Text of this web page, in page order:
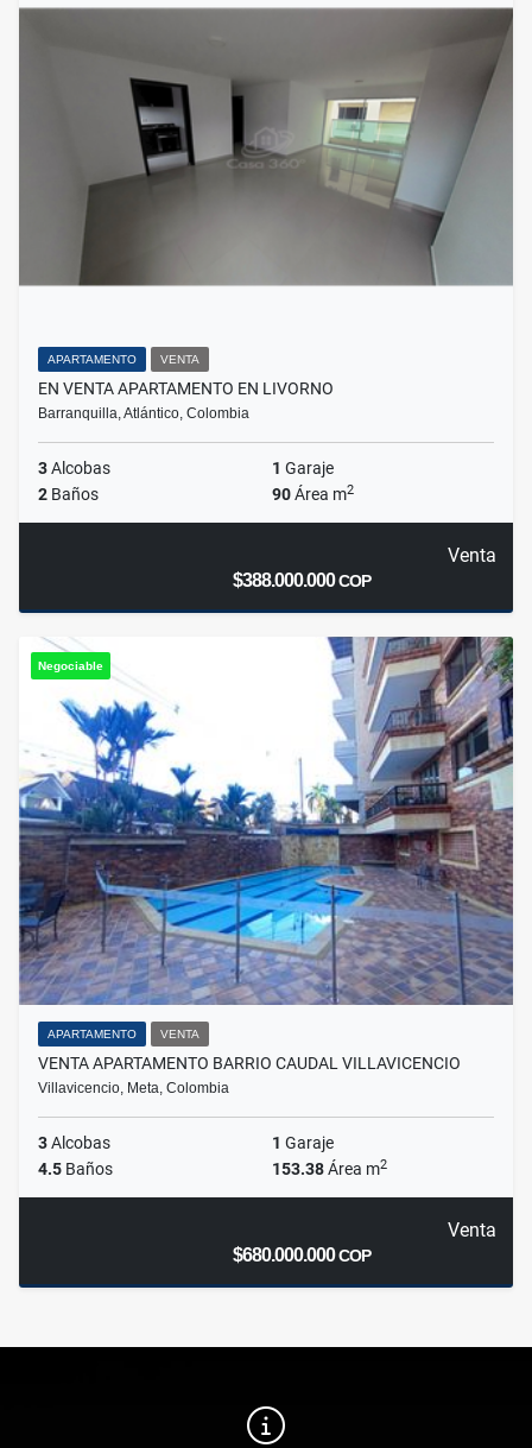
APARTAMENTO VENTA
EN VENTA APARTAMENTO EN LIVORNO
Barranquilla, Atlántico, Colombia
3Alcobas 1 Garaje
2 Baños 90Área m2
Venta
$388.000.000COP
Negociable
APARTAMENTO VENTA
VENTA APARTAMENTO BARRIO CAUDAL VILLAVICENCIO
Villavicencio, Meta, Colombia
3Alcobas 1 Garaje
4.5 Baños 153.38Área m2
Venta
$680.000.000COP